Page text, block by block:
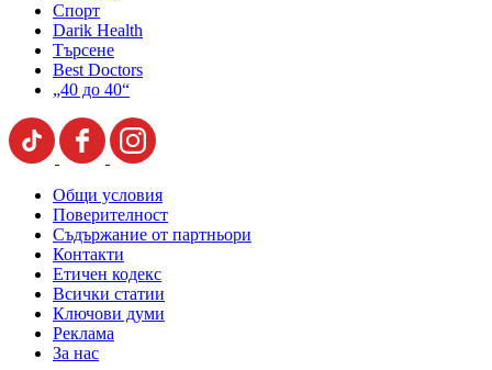
Спорт
Darik Health
Търсене
Best Doctors
„40 до 40“
Общи условия
Поверителност
Съдържание от партньори
Контакти
Етичен кодекс
Всички статии
Ключови думи
Реклама
За нас